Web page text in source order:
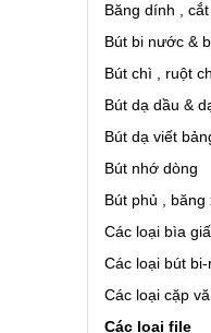
Băng dính ,
Bút bi nước &
Bút chì , ruột
Bút dạ dầu &
Bút dạ viết
Bút nhớ dòng
Bút phủ , băng
Các loại bìa
Các loại bút
Các loại cặp
Các loại file